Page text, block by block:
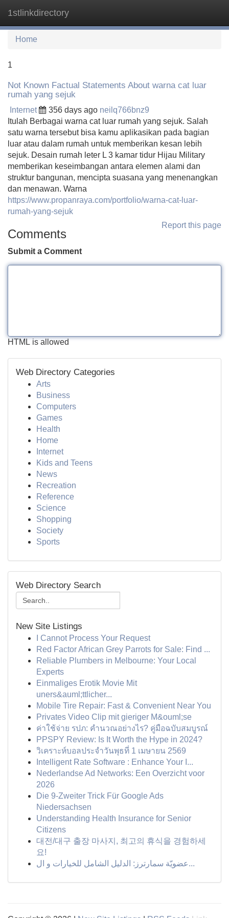
1stlinkdirectory
Home
1
Not Known Factual Statements About warna cat luar
rumah yang sejuk
Internet 356 days ago neilq766bnz9
Itulah Berbagai warna cat luar rumah yang sejuk. Salah
satu warna tersebut bisa kamu aplikasikan pada bagian
luar atau dalam rumah untuk memberikan kesan lebih
sejuk. Desain rumah leter L 3 kamar tidur Hijau Military
memberikan keseimbangan antara elemen alami dan
struktur bangunan, mencipta suasana yang menenangkan
dan menawan. Warna
https://www.propanraya.com/portfolio/warna-cat-luar-
rumah-yang-sejuk
Report this page
Comments
Submit a Comment
HTML is allowed
Web Directory Categories
Arts
Business
Computers
Games
Health
Home
Internet
Kids and Teens
News
Recreation
Reference
Science
Shopping
Society
Sports
Web Directory Search
New Site Listings
I Cannot Process Your Request
Red Factor African Grey Parrots for Sale: Find ...
Reliable Plumbers in Melbourne: Your Local
Experts
Einmaliges Erotik Movie Mit
uners&auml;ttlicher...
Mobile Tire Repair: Fast & Convenient Near You
Privates Video Clip mit gieriger M&ouml;se
ค่าใช้จ่าย รปภ: คำนวณอย่างไร? คู่มือฉบับสมบูรณ์
PPSPY Review: Is It Worth the Hype in 2024?
วิเคราะห์บอลประจำวันพุธที่ 1 เมษายน 2569
Intelligent Rate Software : Enhance Your I...
Nederlandse Ad Networks: Een Overzicht voor
2026
Die 9-Zweiter Trick Für Google Ads
Niedersachsen
Understanding Health Insurance for Senior
Citizens
대전/대구 출장 마사지, 최고의 휴식을 경험하세
요!
عضويّة سمارترز: الدليل الشامل للخيارات و ال...